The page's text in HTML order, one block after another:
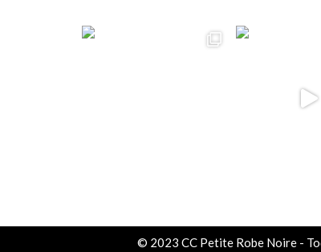
© 2023 CC Petite Robe Noire -